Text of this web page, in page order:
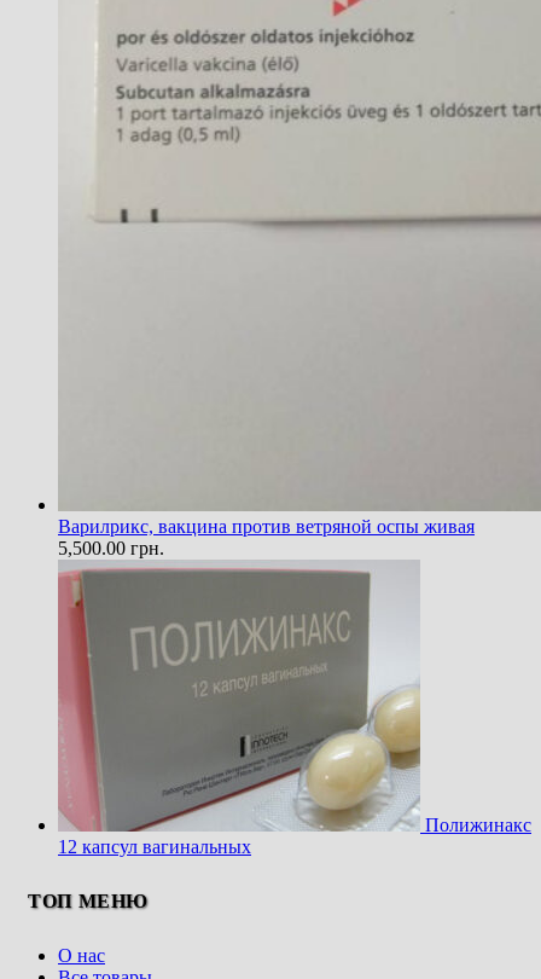
Варилрикс, вакцина против ветряной оспы живая
5,500.00 грн.
Полижинакс
12 капсул вагинальных
ТОП МЕНЮ
О нас